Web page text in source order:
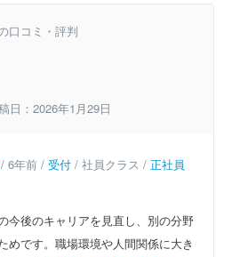
口コミ・評判
日：2026年1月29日
/ 6年前 / 受付 / 社員クラス / 正社員
今後のキャリアを見直し、別の分野
めです。職場環境や人間関係に大き